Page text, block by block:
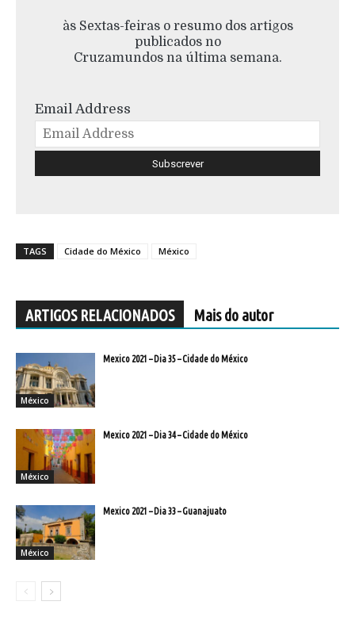
às Sextas-feiras o resumo dos artigos
publicados no
Cruzamundos na última semana.
Email Address
TAGS Cidade do México México
ARTIGOS RELACIONADOS Mais do autor
México
Mexico 2021 – Dia 35 – Cidade do México
México
Mexico 2021 – Dia 34 – Cidade do México
México
Mexico 2021 – Dia 33 – Guanajuato